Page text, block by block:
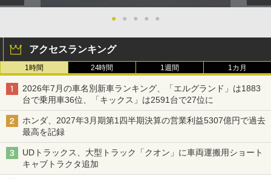
● ● ● ● ●
アクセスランキング
1時間 24時間 1週間 1カ月
2026年7月の車名別新車ランキング、「エルグランド」は1883
台で乗用車36位、「キックス」は2591台で27位に
ホンダ、2027年3月期第1四半期決算の営業利益5307億円で過去
最高を記録
UDトラックス、大型トラック「クオン」に車両運搬用ショート
キャブトラクタ追加